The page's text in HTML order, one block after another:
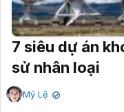
7 siêu dự án
sử nhân loại
Mỹ Lệ ✔